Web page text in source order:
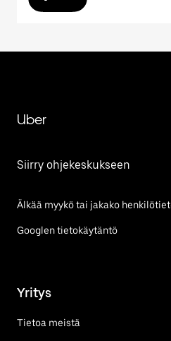
Uber
Siirry ohjekeskukseen
Älkää myykö tai jakako
Googlen tietokäytäntö
Yritys
Tietoa meistä